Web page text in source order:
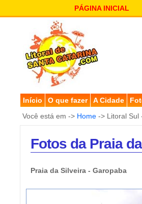
PÁGINA INICIAL
Início O que fazer A Cidade
Você está em -> Home -> Litoral Sul
Fotos da Praia
Praia da Silveira - Garopaba